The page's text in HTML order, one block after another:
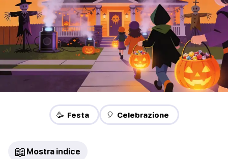
🥳 Festa 🎈 Celebrazione
📖 Mostra indice